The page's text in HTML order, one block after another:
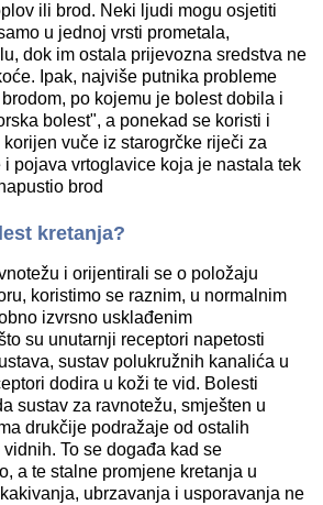
ili brod. Neki ljudi mogu osjetiti
u jednoj vrsti prometala,
dok im ostala prijevozna sredstva ne
Ipak, najviše putnika probleme
po kojemu je bolest dobila i
bolest", a ponekad se koristi i
vuče iz starogrčke riječi za
pojava vrtoglavice koja je nastala tek
brod
kretanja?
i orijentirali se o položaju
koristimo se raznim, u normalnim
izvrsno usklađenim
su unutarnji receptori napetosti
sustav polukružnih kanalića u
dodira u koži te vid. Bolesti
sustav za ravnotežu, smješten u
drukčije podražaje od ostalih
To se događa kad se
a te stalne promjene kretanja u
ubrzavanja i usporavanja ne